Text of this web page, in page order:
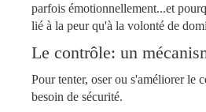
parfois émotionnellement...et
lié à la peur qu'à la volonté de
Le contrôle: un
Pour tenter, oser ou s'améliorer le
besoin de sécurité.